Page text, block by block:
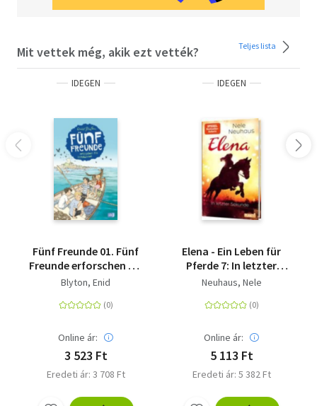
Mit vettek még, akik ezt vették? Teljes lista
IDEGEN
Fünf Freunde 01. Fünf
Freunde erforschen die
Schatzinsel - Band 1
Blyton, Enid
Online ár:
3 523 Ft
Eredeti ár: 3 708 Ft
IDEGEN
Elena - Ein Leben für
Pferde 7: In letzter
Sekunde
Neuhaus, Nele
Online ár:
5 113 Ft
Eredeti ár: 5 382 Ft